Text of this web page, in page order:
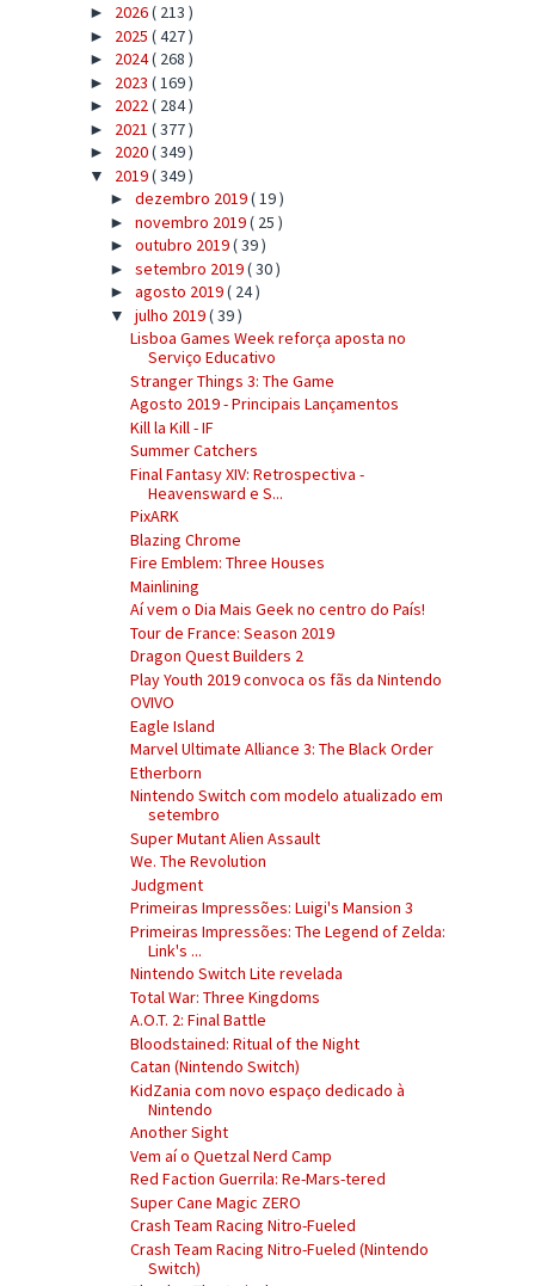
► 2026( 213 )
► 2025 ( 427 )
► 2024( 268 )
► 2023 ( 169 )
► 2022( 284 )
► 2021 ( 377 )
► 2020( 349 )
▼ 2019( 349 )
► dezembro 2019( 19 )
► novembro 2019( 25 )
► outubro 2019( 39 )
► setembro 2019( 30 )
► agosto 2019( 24 )
▼ julho 2019( 39 )
Lisboa Games Week reforça aposta no
Serviço Educativo
Stranger Things 3: The Game
Agosto 2019 - Principais Lançamentos
Kill la Kill - IF
Summer Catchers
Final Fantasy XIV: Retrospectiva -
Heavensward e S...
PixARK
Blazing Chrome
Fire Emblem: Three Houses
Mainlining
Aí vem o Dia Mais Geek no centro do País!
Tour de France: Season 2019
Dragon Quest Builders 2
Play Youth 2019 convoca os fãs da Nintendo
OVIVO
Eagle Island
Marvel Ultimate Alliance 3: The Black Order
Etherborn
Nintendo Switch com modelo atualizado em
setembro
Super Mutant Alien Assault
We. The Revolution
Judgment
Primeiras Impressões: Luigi's Mansion 3
Primeiras Impressões: The Legend of Zelda:
Link's ...
Nintendo Switch Lite revelada
Total War: Three Kingdoms
A.O.T. 2: Final Battle
Bloodstained: Ritual of the Night
Catan (Nintendo Switch)
KidZania com novo espaço dedicado à
Nintendo
Another Sight
Vem aí o Quetzal Nerd Camp
Red Faction Guerrila: Re-Mars-tered
Super Cane Magic ZERO
Crash Team Racing Nitro-Fueled
Crash Team Racing Nitro-Fueled (Nintendo
Switch)